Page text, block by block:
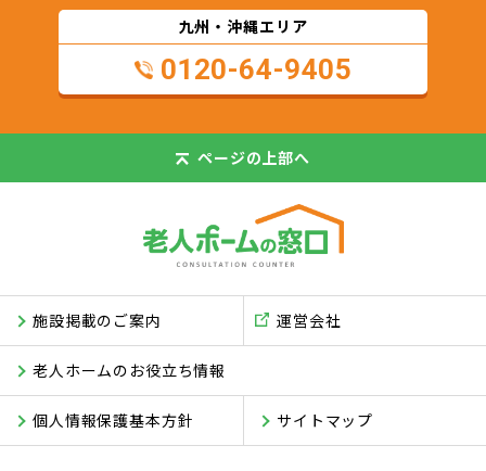
九州・沖縄エリア
0120-64-9405
ページの 上部へ
施設掲載のご案内
老人ホームのお役立ち情報
サイトマップ
運営会社
個人情報保護基本方針